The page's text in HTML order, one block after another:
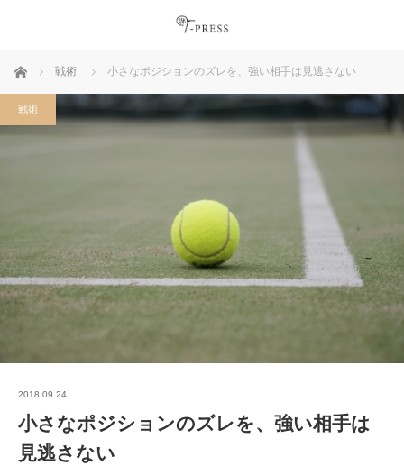
ホーム 戦術 小さなポジションのズレを、強い相手は見逃さない
戦術
2018.09.24
小さなポジションのズレを、強い相手は
見逃さない